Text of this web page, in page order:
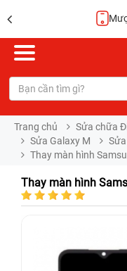
Trang chủ Sửa chữa
Sửa Galaxy M
Thay màn hình
Thay màn hình